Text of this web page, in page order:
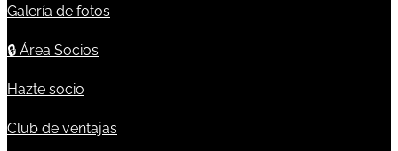
Galería de fotos
🔒 Área Socios
Hazte socio
Club de ventajas